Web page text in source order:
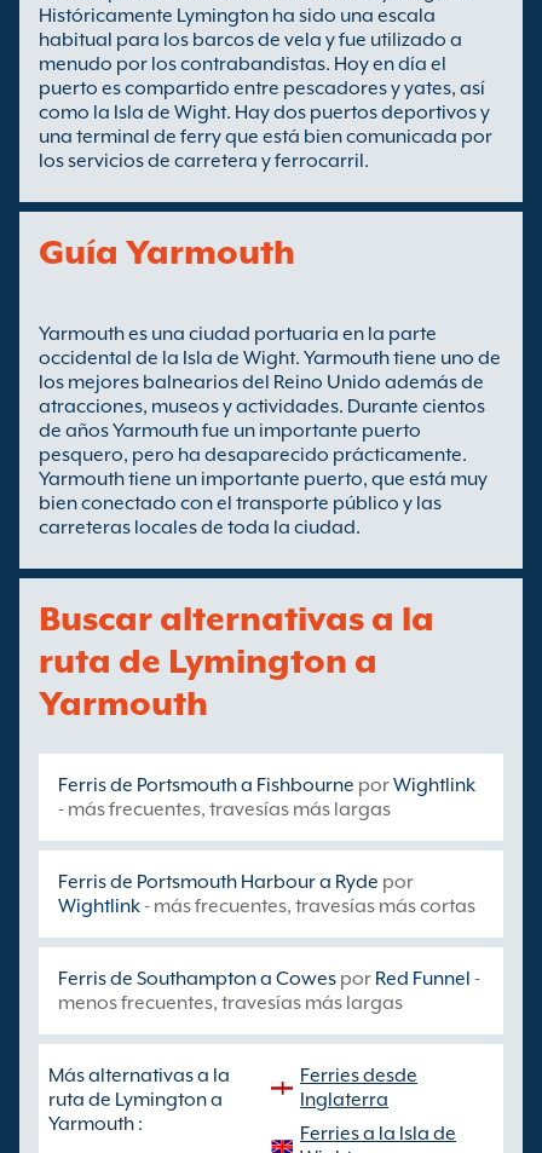
Históricamente Lymington ha sido una escala
habitual para los barcos de vela y fue utilizado a
menudo por los contrabandistas. Hoy en día el
puerto es compartido entre pescadores y yates, así
como la Isla de Wight. Hay dos puertos deportivos y
una terminal de ferry que está bien comunicada por
los servicios de carretera y ferrocarril.
Guía Yarmouth
Yarmouth es una ciudad portuaria en la parte
occidental de la Isla de Wight. Yarmouth tiene uno de
los mejores balnearios del Reino Unido además de
atracciones, museos y actividades. Durante cientos
de años Yarmouth fue un importante puerto
pesquero, pero ha desaparecido prácticamente.
Yarmouth tiene un importante puerto, que está muy
bien conectado con el transporte público y las
carreteras locales de toda la ciudad.
Buscar alternativas a la
ruta de Lymington a
Yarmouth
Ferris de Portsmouth a Fishbourne porWightlink
- más frecuentes, travesías más largas
Ferris de Portsmouth Harbour a Ryde por
Wightlink- más frecuentes, travesías más cortas
Ferris de Southampton a Cowes por Red Funnel -
menos frecuentes, travesías más largas
Más alternativas a la
ruta de Lymington a
Yarmouth :
Ferries desde
Inglaterra
Ferries a la Isla de